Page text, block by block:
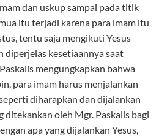
dan uskup sampai pada titik
itu terjadi karena para imam itu
tentu saja mengikuti Yesus
diperjelas kesetiaannya saat
mengungkapkan bahwa
para imam harus menjalankan
diharapkan dan dijalankan
ditekankan oleh Mgr. Paskalis bagi
apa yang dijalankan Yesus,